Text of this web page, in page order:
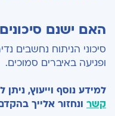
האם ישנם
סיכוני הניתוח נחשבים
ופגיעה באיברים סמוכים.
למידע נוסף וייעוץ,
קשר ונחזור אלייך